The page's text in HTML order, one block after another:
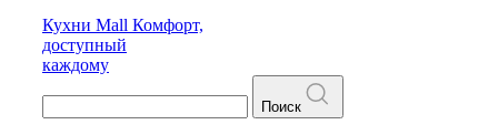
Кухни Mall Комфорт,
доступный
каждому
Поиск